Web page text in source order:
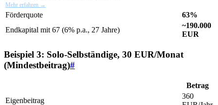
Mehr erfahren →
Förderquote
63%
Endkapital mit 67 (6% p.a., 27 Jahre)
~190.000
EUR
Beispiel 3: Solo-Selbständige, 30 EUR/Monat
(Mindestbeitrag)#
Betrag
Eigenbeitrag
360